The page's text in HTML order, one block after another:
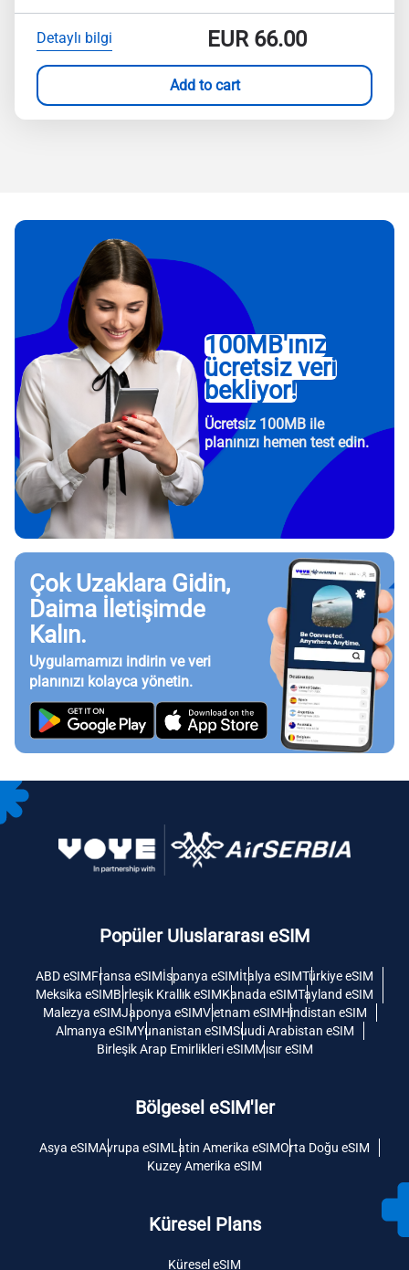
Detaylı bilgi EUR66.00
Add to cart
100MB'ınız
ücretsiz veri
bekliyor!
Ücretsiz 100MB ile
planınızı hemen test edin.
Çok Uzaklara Gidin,
Daima İletişimde
Kalın.
Uygulamamızı indirin ve veri
planınızı kolayca yönetin.
Popüler Uluslararası eSIM
ABD eSIMFransa eSIMİspanya eSIMİtalya eSIMTürkiye eSIM
Meksika eSIMBirleşik Krallık eSIMKanada eSIMTayland eSIM
Malezya eSIMJaponya eSIMVietnam eSIMHindistan eSIM
Almanya eSIMYunanistan eSIMSuudi Arabistan eSIM
Birleşik Arap Emirlikleri eSIMMısır eSIM
Bölgesel eSIM'ler
Asya eSIMAvrupa eSIMLatin Amerika eSIMOrta Doğu eSIM
Kuzey Amerika eSIM
Küresel Plans
Küresel eSIM